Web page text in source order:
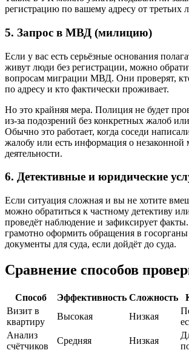
регистрацию по вашему адресу от третьих
5. Запрос в МВД (милицию)
Если у вас есть серьёзные основания
живут люди без регистрации, можно
вопросам миграции МВД. Они проверят,
по адресу и кто фактически проживает.
Но это крайняя мера. Полиция не будет
из-за подозрений без конкретных жалоб
Обычно это работает, когда соседи
жалобу или есть информация о незаконной
деятельности.
6. Детективные и юридические
Если ситуация сложная и вы не хотите
можно обратиться к частному детективу
проведёт наблюдение и зафиксирует
грамотно оформить обращения в
документы для суда, если дойдёт до суда.
Сравнение способов
Способ Эффективность Сложность
Визит в
квартиру
Высокая Низкая
Анализ
счётчиков
Средняя Низкая